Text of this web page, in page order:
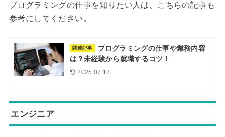
プログラミングの仕事を知りたい人は、こちらの記事も
参考にしてください。
関連記事
プログラミングの仕事や業務内容
は？未経験から就職するコツ！
2025.07.18
エンジニア